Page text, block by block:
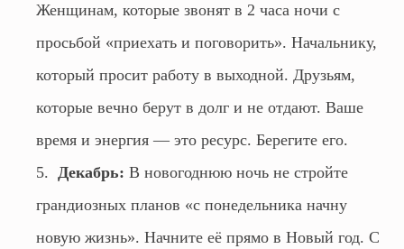
Женщинам, которые звонят в 2 часа ночи с
просьбой «приехать и поговорить». Начальнику,
который просит работу в выходной. Друзьям,
которые вечно берут в долг и не отдают. Ваше
время и энергия — это ресурс. Берегите его.
Декабрь: В новогоднюю ночь не стройте
грандиозных планов «с понедельника начну
новую жизнь». Начните её прямо в Новый год. С